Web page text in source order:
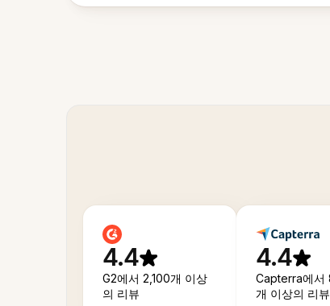
4.4
G2에서 2,100개 이상
의 리뷰
4.4
Capterra에서
개 이상의 리뷰